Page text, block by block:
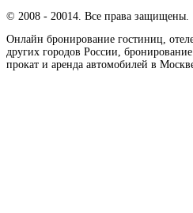
© 2008 - 20014. Все права защищены.
Онлайн бронирование гостиниц,
других городов России,
прокат и аренда автомобилей в